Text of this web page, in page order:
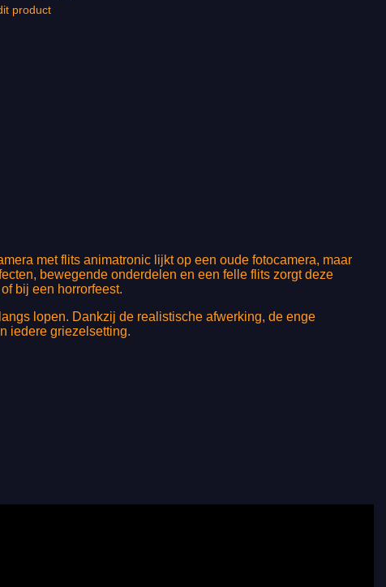
product
met flits animatronic lijkt op een oude fotocamera, maar
bewegende onderdelen en een felle flits zorgt deze
bij een horrorfeest.
lopen. Dankzij de realistische afwerking, de enge
iedere griezelsetting.